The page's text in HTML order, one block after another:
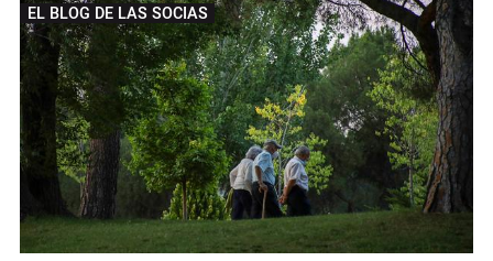
EL BLOG DE LAS SOCIAS